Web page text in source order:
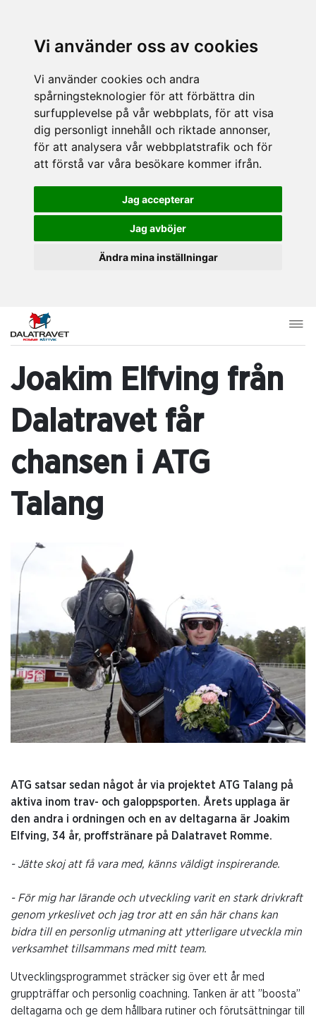
Vi använder oss av cookies
Vi använder cookies och andra
spårningsteknologier för att förbättra din
surfupplevelse på vår webbplats, för att visa
dig personligt innehåll och riktade annonser,
för att analysera vår webbplatstrafik och för
att förstå var våra besökare kommer ifrån.
Jag accepterar
Jag avböjer
Ändra mina inställningar
Joakim Elfving från
Dalatravet får
chansen i ATG
Talang
ATG satsar sedan något år via projektet ATG Talang på
aktiva inom trav- och galoppsporten. Årets upplaga är
den andra i ordningen och en av deltagarna är Joakim
Elfving, 34 år, proffstränare på Dalatravet Romme.
- Jätte skoj att få vara med, känns väldigt inspirerande.
- För mig har lärande och utveckling varit en stark drivkraft
genom yrkeslivet och jag tror att en sån här chans kan
bidra till en personlig utmaning att ytterligare utveckla min
verksamhet tillsammans med mitt team.
Utvecklingsprogrammet sträcker sig över ett år med
gruppträffar och personlig coachning. Tanken är att ”boosta”
deltagarna och ge dem hållbara rutiner och förutsättningar till